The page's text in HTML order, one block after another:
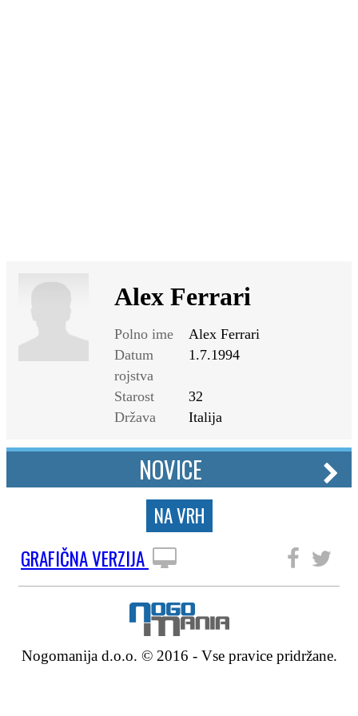
Alex Ferrari
Polno ime
Alex Ferrari
Datum
rojstva
1.7.1994
Starost
32
Država
Italija
NOVICE
NA VRH
GRAFIČNA VERZIJA
Nogomanija d.o.o. © 2016 - Vse pravice pridržane.